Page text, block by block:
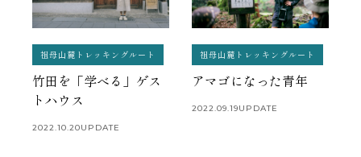
祖母山麓トレッキングルート
竹田を「学べる」ゲス
トハウス
2022.10.20UPDATE
祖母山麓トレッキングルート
アマゴになった青年
2022.09.19UPDATE